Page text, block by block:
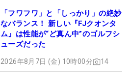
「フワフワ」と「しっかり」の絶妙
なバランス！ 新しい『FJクオンタ
ム』は性能が“ど真ん中”のゴルフシ
ューズだった
2026年8月7日 (金) 10時00分 14